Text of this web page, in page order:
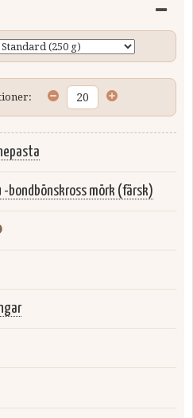
-bondbönskross mörk (färsk)